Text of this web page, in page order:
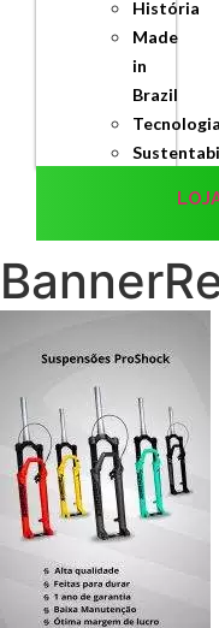
História
Made
in
Brazil